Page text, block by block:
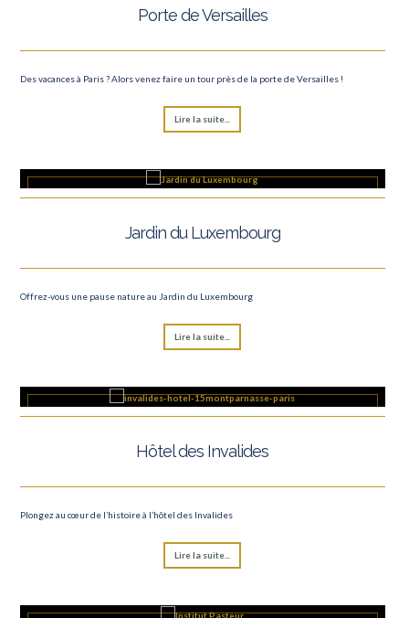
Porte de Versailles
Des vacances à Paris ? Alors venez faire un tour près de la porte de Versailles !
Lire la suite...
Jardin du Luxembourg
Offrez-vous une pause nature au Jardin du Luxembourg
Lire la suite...
Hôtel des Invalides
Plongez au cœur de l’histoire à l’hôtel des Invalides
Lire la suite...